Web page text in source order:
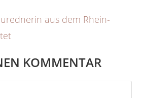
aus dem Rhein-
KOMMENTAR